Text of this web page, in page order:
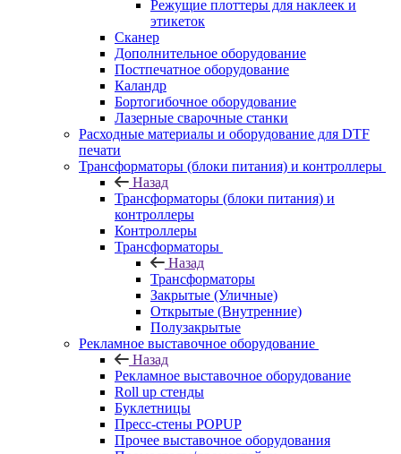
Режущие плоттеры для наклеек и
этикеток
Сканер
Дополнительное оборудование
Постпечатное оборудование
Каландр
Бортогибочное оборудование
Лазерные сварочные станки
Расходные материалы и оборудование для DTF
печати
Трансформаторы (блоки питания) и контроллеры
Назад
Трансформаторы (блоки питания) и
контроллеры
Контроллеры
Трансформаторы
Назад
Трансформаторы
Закрытые (Уличные)
Открытые (Внутренние)
Полузакрытые
Рекламное выставочное оборудование
Назад
Рекламное выставочное оборудование
Roll up стенды
Буклетницы
Пресс-стены POPUP
Прочее выставочное оборудования